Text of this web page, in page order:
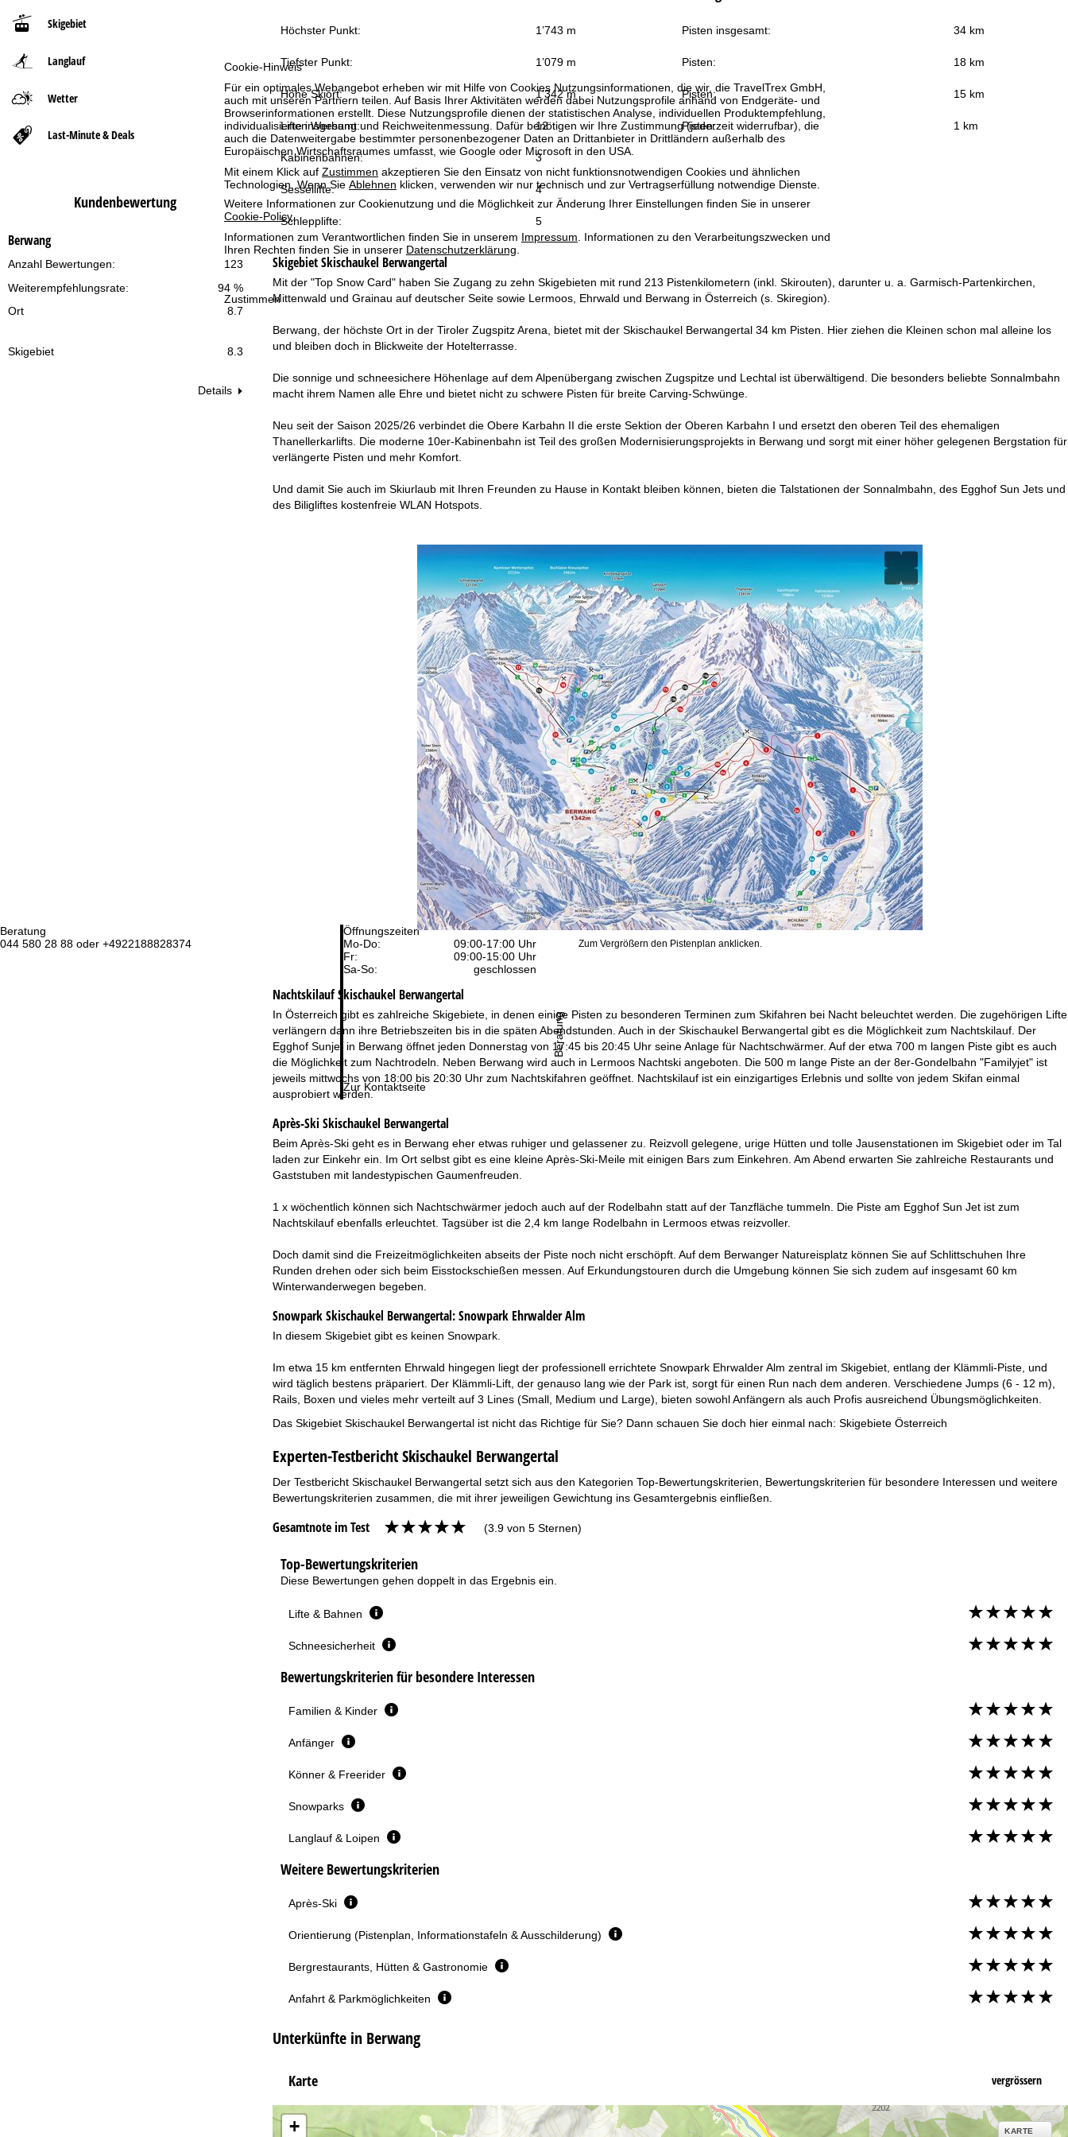
Cookie-Hinweis
Für ein optimales Webangebot erheben wir mit Hilfe von Cookies Nutzungsinformationen, die wir, die TravelTrex GmbH,
auch mit unseren Partnern teilen. Auf Basis Ihrer Aktivitäten werden dabei Nutzungsprofile anhand von Endgeräte- und
Browserinformationen erstellt. Diese Nutzungsprofile dienen der statistischen Analyse, individuellen Produktempfehlung,
individualisierten Werbung und Reichweitenmessung. Dafür benötigen wir Ihre Zustimmung (jederzeit widerrufbar), die
auch die Datenweitergabe bestimmter personenbezogener Daten an Drittanbieter in Drittländern außerhalb des
Europäischen Wirtschaftsraumes umfasst, wie Google oder Microsoft in den USA.
Mit einem Klick auf Zustimmen akzeptieren Sie den Einsatz von nicht funktionsnotwendigen Cookies und ähnlichen
Technologien. Wenn Sie Ablehnen klicken, verwenden wir nur technisch und zur Vertragserfüllung notwendige Dienste.
Weitere Informationen zur Cookienutzung und die Möglichkeit zur Änderung Ihrer Einstellungen finden Sie in unserer
Cookie-Policy.
Informationen zum Verantwortlichen finden Sie in unserem Impressum . Informationen zu den Verarbeitungszwecken und
Ihren Rechten finden Sie in unserer Datenschutzerklärung
Zustimmen
Beratung
044 580 28 88 oder +4922188828374
Öffnungszeiten
Mo-Do:
09:00-17:00 Uhr
Fr:
09:00-15:00 Uhr
Sa-So:
geschlossen
Zur Kontaktseite
Beratung
Skigebiet
Langlauf
Wetter
Last-Minute & Deals
Kundenbewertung
Berwang
123
Anzahl Bewertungen:
94 %
Weiterempfehlungsrate:
Ort
8.7
Skigebiet 8.3
Details
t
s
e
i
t
e
Höchster Punkt: 1’743 m Pisten insgesamt: 34 km
Tiefster Punkt: 1’079 m Pisten: 18 km
Höhe Skiort: 1’342 m Pisten: 15 km
Lifte insgesamt: 12 Pisten: 1 km
Kabinenbahnen: 3
Sessellifte: 4
Schlepplifte: 5
SkigebietSkischaukel Berwangertal
Mit der "Top Snow Card" haben Sie Zugang zu zehn Skigebieten mit rund 213 Pistenkilometern (inkl. Skirouten), darunter u. a. Garmisch-Partenkirchen,
Mittenwald und Grainau auf deutscher Seite sowie Lermoos, Ehrwald und Berwang in Österreich (s. Skiregion).
Berwang, der höchste Ort in der Tiroler Zugspitz Arena, bietet mit der Skischaukel Berwangertal 34 km Pisten. Hier ziehen die Kleinen schon mal alleine los
und bleiben doch in Blickweite der Hotelterrasse.
Die sonnige und schneesichere Höhenlage auf dem Alpenübergang zwischen Zugspitze und Lechtal ist überwältigend. Die besonders beliebte Sonnalmbahn
macht ihrem Namen alle Ehre und bietet nicht zu schwere Pisten für breite Carving-Schwünge.
Neu seit der Saison 2025/26 verbindet die Obere Karbahn II die erste Sektion der Oberen Karbahn I und ersetzt den oberen Teil des ehemaligen
Thanellerkarlifts. Die moderne 10er-Kabinenbahn ist Teil des großen Modernisierungsprojekts in Berwang und sorgt mit einer höher gelegenen Bergstation für
verlängerte Pisten und mehr Komfort.
Und damit Sie auch im Skiurlaub mit Ihren Freunden zu Hause in Kontakt bleiben können, bieten die Talstationen der Sonnalmbahn, des Egghof Sun Jets und
des Biligliftes kostenfreie WLAN Hotspots.
Zum Vergrößern den Pistenplan anklicken.
NachtskilaufSkischaukel Berwangertal
In Österreich gibt es zahlreiche Skigebiete, in denen einige Pisten zu besonderen Terminen zum Skifahren bei Nacht beleuchtet werden. Die zugehörigen Lifte
verlängern dann ihre Betriebszeiten bis in die späten Abendstunden. Auch in der Skischaukel Berwangertal gibt es die Möglichkeit zum Nachtskilauf. Der
Egghof Sunjet in Berwang öffnet jeden Donnerstag von 17:45 bis 20:45 Uhr seine Anlage für Nachtschwärmer. Auf der etwa 700 m langen Piste gibt es auch
die Möglichkeit zum Nachtrodeln. Neben Berwang wird auch in Lermoos Nachtski angeboten. Die 500 m lange Piste an der 8er-Gondelbahn "Familyjet" ist
jeweils mittwochs von 18:00 bis 20:30 Uhr zum Nachtskifahren geöffnet. Nachtskilauf ist ein einzigartiges Erlebnis und sollte von jedem Skifan einmal
ausprobiert werden.
Après-Ski Skischaukel Berwangertal
Beim Après-Ski geht es in Berwang eher etwas ruhiger und gelassener zu. Reizvoll gelegene, urige Hütten und tolle Jausenstationen im Skigebiet oder im Tal
laden zur Einkehr ein. Im Ort selbst gibt es eine kleine Après-Ski-Meile mit einigen Bars zum Einkehren. Am Abend erwarten Sie zahlreiche Restaurants und
Gaststuben mit landestypischen Gaumenfreuden.
1 x wöchentlich können sich Nachtschwärmer jedoch auch auf der Rodelbahn statt auf der Tanzfläche tummeln. Die Piste am Egghof Sun Jet ist zum
Nachtskilauf ebenfalls erleuchtet. Tagsüber ist die 2,4 km lange Rodelbahn in Lermoos etwas reizvoller.
Doch damit sind die Freizeitmöglichkeiten abseits der Piste noch nicht erschöpft. Auf dem Berwanger Natureisplatz können Sie auf Schlittschuhen Ihre
Runden drehen oder sich beim Eisstockschießen messen. Auf Erkundungstouren durch die Umgebung können Sie sich zudem auf insgesamt 60 km
Winterwanderwegen begeben.
Snowpark Skischaukel Berwangertal:Snowpark Ehrwalder Alm
In diesem Skigebiet gibt es keinen Snowpark.
Im etwa 15 km entfernten Ehrwald hingegen liegt der professionell errichtete Snowpark Ehrwalder Alm zentral im Skigebiet, entlang der Klämmli-Piste, und
wird täglich bestens präpariert. Der Klämmli-Lift, der genauso lang wie der Park ist, sorgt für einen Run nach dem anderen. Verschiedene Jumps (6 - 12 m),
Rails, Boxen und vieles mehr verteilt auf 3 Lines (Small, Medium und Large), bieten sowohl Anfängern als auch Profis ausreichend Übungsmöglichkeiten.
Das Skigebiet Skischaukel Berwangertal ist nicht das Richtige für Sie? Dann schauen Sie doch hier einmal nach: Skigebiete Österreich
Experten-Testbericht Skischaukel Berwangertal
Der Testbericht Skischaukel Berwangertal setzt sich aus den Kategorien Top-Bewertungskriterien, Bewertungskriterien für besondere Interessen und weitere
Bewertungskriterien zusammen, die mit ihrer jeweiligen Gewichtung ins Gesamtergebnis einfließen.
Gesamtnote im Test (3.9 von 5 Sternen)
Top-Bewertungskriterien
Diese Bewertungen gehen doppelt in das Ergebnis ein.
Lifte & Bahnen
Schneesicherheit
Bewertungskriterien für besondere Interessen
Familien & Kinder
Anfänger
Könner & Freerider
Snowparks
Langlauf & Loipen
Weitere Bewertungskriterien
Après-Ski
Orientierung (Pistenplan, Informationstafeln & Ausschilderung)
Bergrestaurants, Hütten & Gastronomie
Anfahrt & Parkmöglichkeiten
Unterkünfte in Berwang
Karte vergrössern
+ KARTE